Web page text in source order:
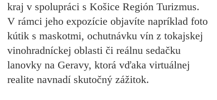
kraj v spolupráci s Košice Región Turizmus.
V rámci jeho expozície objavíte napríklad foto
kútik s maskotmi, ochutnávku vín z tokajskej
vinohradníckej oblasti či reálnu sedačku
lanovky na Geravy, ktorá vďaka virtuálnej
realite navnadí skutočný zážitok.